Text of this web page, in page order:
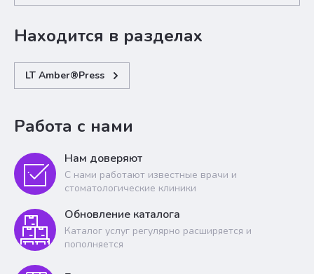
Находится в разделах
LT Amber®Press
Работа с нами
Нам доверяют
С нами работают известные врачи и
стоматологические клиники
Обновление каталога
Каталог услуг регулярно расширяется и
пополняется